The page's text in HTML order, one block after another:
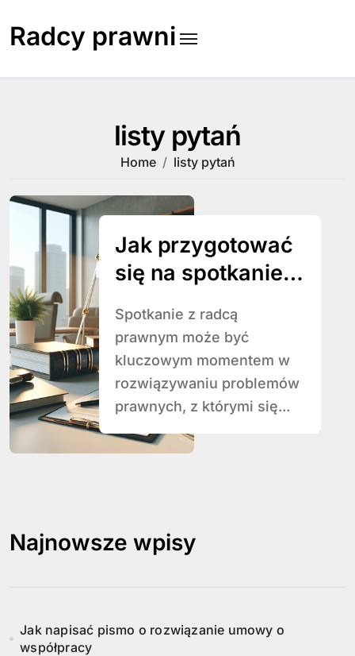
content
Radcy prawni
listy pytań
Home listy pytań
Jak przygotować
się na spotkanie z
Spotkanie z radcą
prawnym może być
kluczowym momentem w
rozwiązywaniu problemów
prawnych, z którymi się...
Najnowsze wpisy
Jak napisać pismo o rozwiązanie umowy o
współpracy